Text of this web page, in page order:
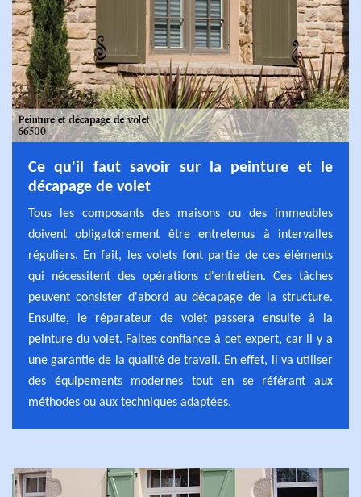
Ce qu'il faut savoir sur la peinture et le
décapage de volet
Tous les composants des maisons ou des immeubles
doivent obligatoirement être entretenus à intervalles
réguliers. En fait, les volets font partie de ces éléments
qui nécessitent des opérations d'entretien. Ces tâches
peuvent consister d'abord au décapage de la structure.
Ensuite, le réparateur de volet passera ensuite à la
peinture du volet. Faites confiance à cet expert, car il y a
une garantie de la qualité de travail. En effet, il va utiliser
des équipements modernes tout en se référant aux
méthodes ou aux techniques adaptées.